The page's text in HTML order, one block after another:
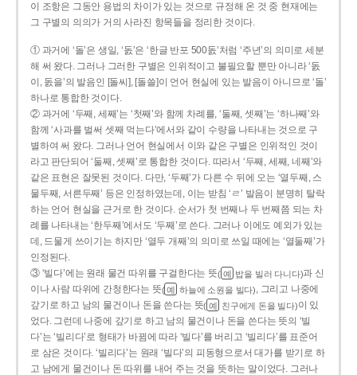
이 조항은 그동안 용법의 차이가 있는 것으로 규정해 온 것 중 현재에는
그 구별의 의의가 거의 사라진 항목들을 정리한 것이다.
① 과거에 ‘돌’은 생일, ‘돐’은 ‘한글 반포 500돐’처럼 ‘주년’의 의미로 세분
해 써 왔다. 그러나 그러한 구별은 인위적이고 불필요할 뿐만 아니라 ‘돐
이, 돐을’의 발음인 [돌씨], [돌쓸]이 언어 현실에 있는 발음이 아니므로 ‘돌’
하나로 통합한 것이다.
② 과거에 ‘두째, 세째’는 ‘첫째’와 함께 차례를, ‘둘째, 셋째’는 ‘하나째’와
함께 ‘사과를 벌써 셋째 먹는다’에서와 같이 수량을 나타내는 것으로 구
별하여 써 왔다. 그러나 언어 현실에서 이와 같은 구별은 인위적인 것이
라고 판단되어 ‘둘째, 셋째’로 통합한 것이다. 따라서 ‘두째, 세째, 네째’와
같은 표현은 잘못된 것이다. 다만, ‘두째’가 다른 수 뒤에 오는 ‘열두째, 스
물두째, 서른두째’ 등은 인정하였는데, 이는 받침 ‘ㄹ’ 발음이 분명히 탈락
하는 언어 현실을 근거로 한 것이다. 순서가 첫 번째나 두 번째쯤 되는 차
례를 나타내는 ‘한두째’에서도 ‘두째’로 쓴다. 그러나 이에도 예외가 있는
데, 드물게 쓰이기는 하지만 ‘열두 개째’의 의미로 쓰일 때에는 ‘열둘째’가
인정된다.
③ ‘빌다’에는 원래 물건 따위를 구걸한다는 뜻( 예 밥을 빌러 다니다)과 신
이나 사람 따위에 간청한다는 뜻( 예 하늘에 소원을 빌다), 그리고 나중에
갚기로 하고 남의 물건이나 돈을 쓴다는 뜻( 예 친구에게 돈을 빌다)이 있
었다. 그런데 나중에 갚기로 하고 남의 물건이나 돈을 쓴다는 뜻의 ‘빌
다’는 ‘빌리다’로 형태가 바뀜에 따라 ‘빌다’를 버리고 ‘빌리다’를 표준어
로 삼은 것이다. ‘빌리다’는 원래 ‘빌다’의 피동형으로서 대가를 받기로 하
고 남에게 물건이나 돈 따위를 내어 주는 것을 뜻하는 말이었다. 그러나